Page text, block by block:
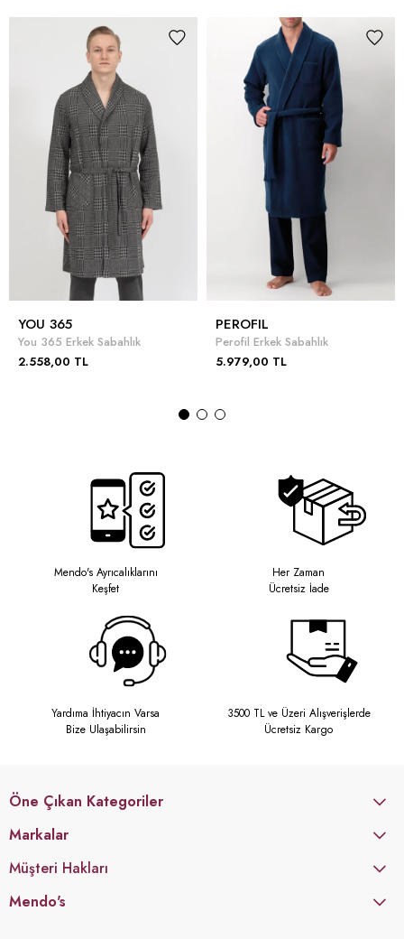
YOU 365
You 365 Erkek Sabahlık
2.558,00 TL
PEROFIL
Perofil Erkek Sabahlık
5.979,00 TL
Mendo's Ayrıcalıklarını
Keşfet
Her Zaman
Ücretsiz İade
Yardıma İhtiyacın Varsa
Bize Ulaşabilirsin
3500 TL ve Üzeri Alışverişlerde
Ücretsiz Kargo
Öne Çıkan Kategoriler
Markalar
Müşteri Hakları
Mendo's